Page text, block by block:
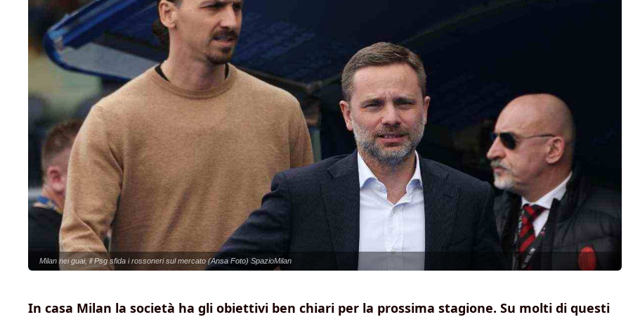
Milan nei guai, il Psg sfida i rossoneri sul mercato (Ansa Foto) SpazioMilan
In casa Milan la società ha gli obiettivi ben chiari per la prossima stagione. Su molti di questi